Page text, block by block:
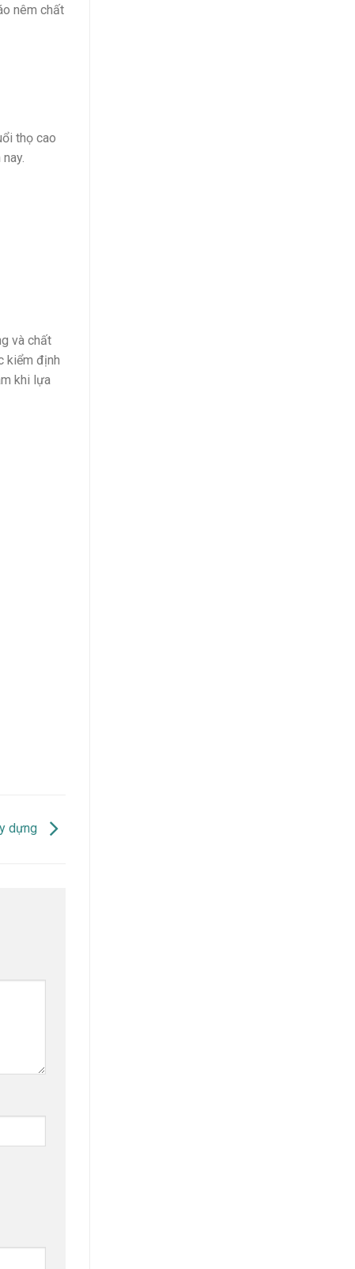
nêm chất
thọ cao
và chất
kiểm định
khi lựa
dựng